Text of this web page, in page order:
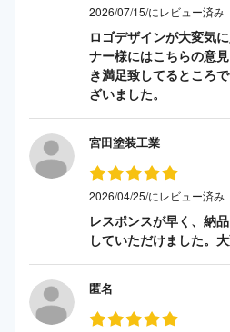
2026/07/15/にレビュー済み
ロゴデザインが大変気
ナー様にはこちらの意
き満足致してるところ
ざいました。
宮田塗装工業
2026/04/25/にレビュー済み
レスポンスが早く、納
していただけました。
匿名